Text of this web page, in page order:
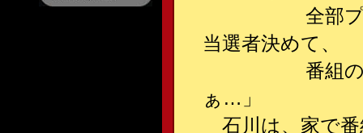
全部プリン
当選者決めて、
番組の中で
ぁ…」
石川は、家で番